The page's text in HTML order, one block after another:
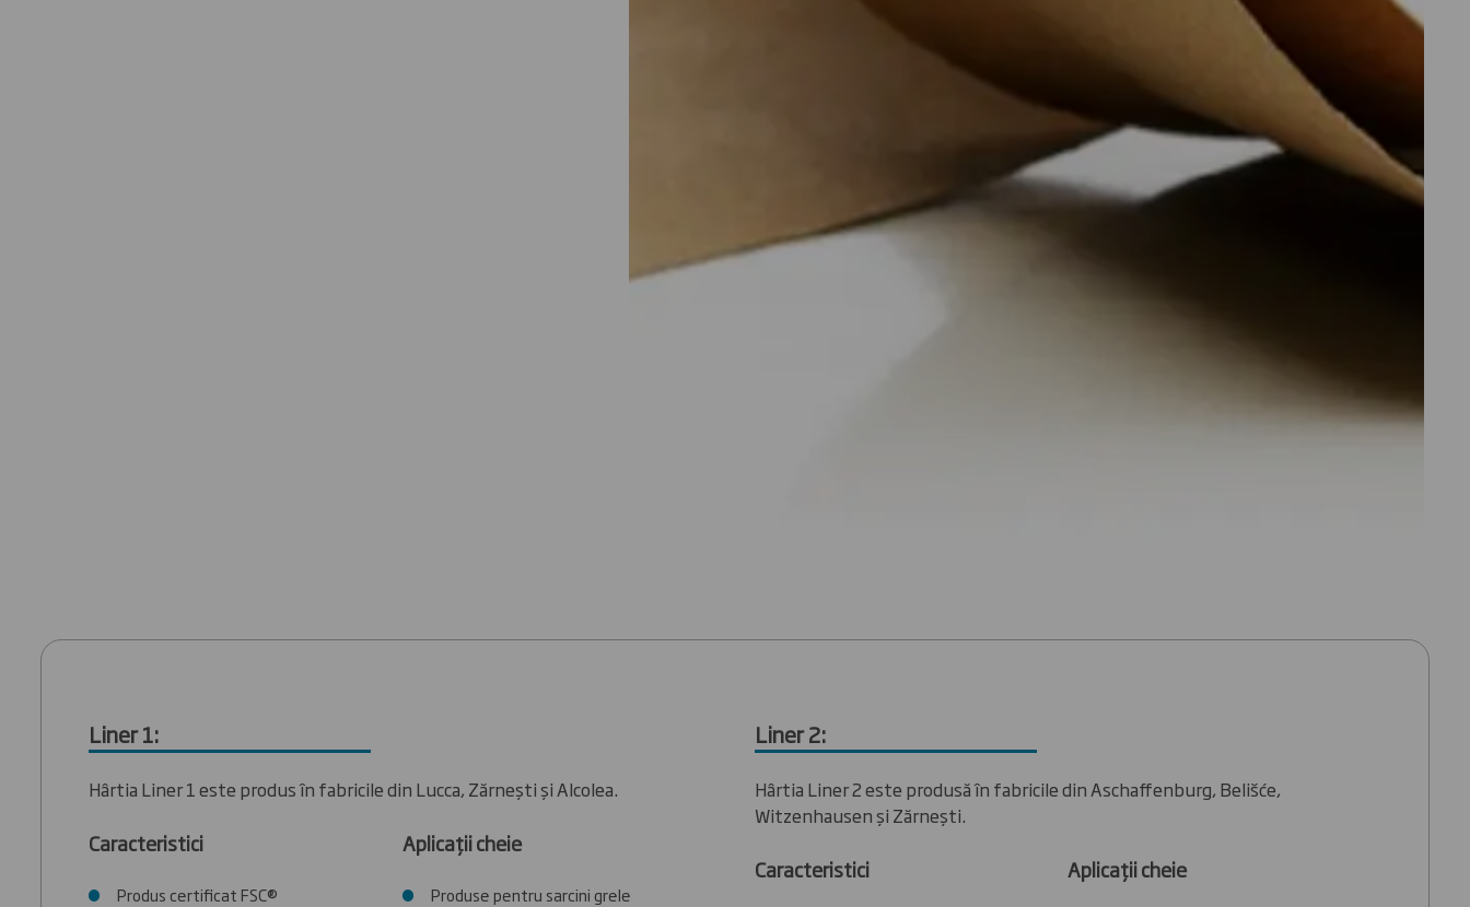
Liner 1:
Hârtia Liner 1 este produs în fabricile din Lucca, Zărnești și Alcolea.
Caracteristici
Produs certificat FSC®
Aplicații cheie
Produse pentru sarcini grele
Liner 2:
Hârtia Liner 2 este produsă în fabricile din Aschaffenburg, Belišće,
Witzenhausen și Zărnești.
Caracteristici Aplicații cheie